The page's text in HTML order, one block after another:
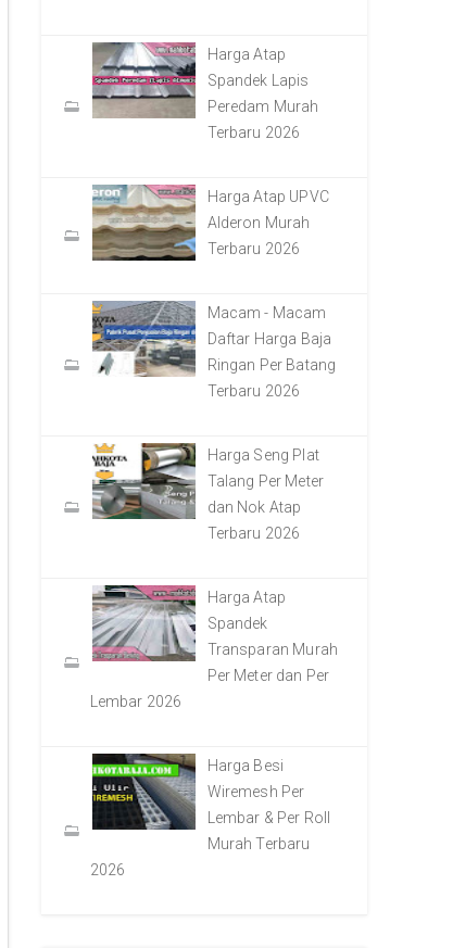
Harga Atap
Spandek Lapis
Peredam Murah
Terbaru 2026
Harga Atap UPVC
Alderon Murah
Terbaru 2026
Macam - Macam
Daftar Harga Baja
Ringan Per Batang
Terbaru 2026
Harga Seng Plat
Talang Per Meter
dan Nok Atap
Terbaru 2026
Harga Atap
Spandek
Transparan Murah
Per Meter dan Per
Lembar 2026
Harga Besi
Wiremesh Per
Lembar & Per Roll
Murah Terbaru
2026